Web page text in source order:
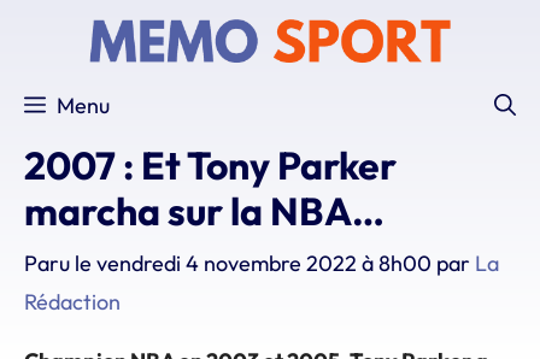
Menu
2007 : Et Tony Parker
marcha sur la NBA…
Paru le vendredi 4 novembre 2022 à 8h00 par La
Rédaction